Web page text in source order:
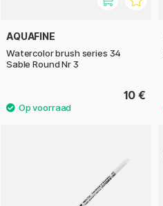
AQUAFINE
Watercolor brush series 34
Sable Round Nr 3
10 €